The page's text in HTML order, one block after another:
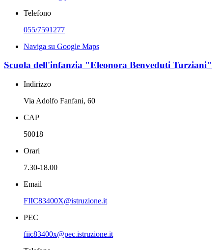
Telefono
055/7591277
Naviga su Google Maps
Scuola dell'infanzia "Eleonora Benveduti Turziani"
Indirizzo
Via Adolfo Fanfani, 60
CAP
50018
Orari
7.30-18.00
Email
FIIC83400X@istruzione.it
PEC
fiic83400x@pec.istruzione.it